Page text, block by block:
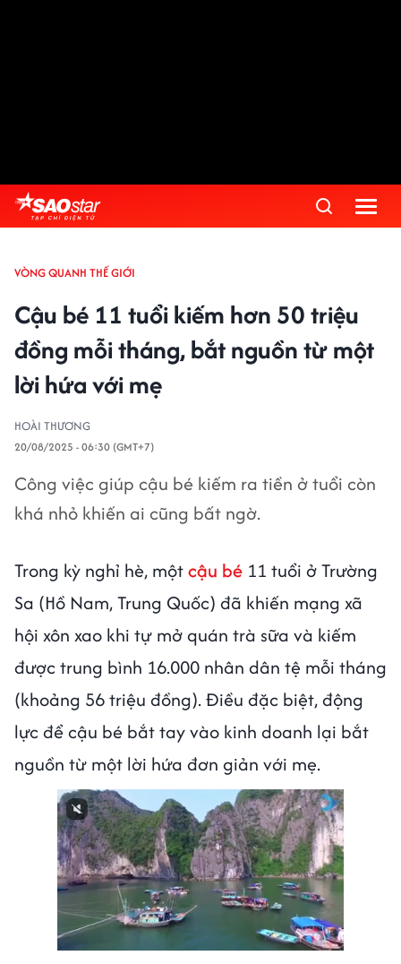
VÒNG QUANH THẾ GIỚI
Cậu bé 11 tuổi kiếm hơn 50 triệu
đồng mỗi tháng, bắt nguồn từ một
lời hứa với mẹ
HOÀI THƯƠNG
20/08/2025 - 06:30 (GMT+7)
Công việc giúp cậu bé kiếm ra tiền ở tuổi còn
khá nhỏ khiến ai cũng bất ngờ.
Trong kỳ nghỉ hè, mộtcậu bé 11 tuổi ở Trường
Sa (Hồ Nam, Trung Quốc) đã khiến mạng xã
hội xôn xao khi tự mở quán trà sữa và kiếm
được trung bình 16.000 nhân dân tệ mỗi tháng
(khoảng 56 triệu đồng). Điều đặc biệt, động
lực để cậu bé bắt tay vào kinh doanh lại bắt
nguồn từ một lời hứa đơn giản với mẹ.
Next video in 1 Cancel